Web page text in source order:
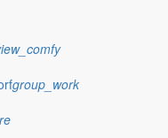
group_work